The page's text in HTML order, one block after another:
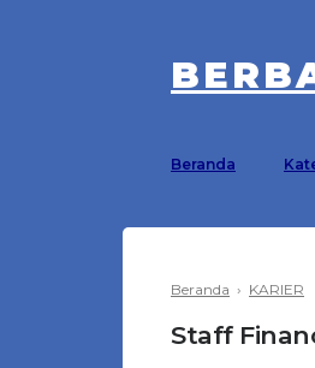
Beranda
Beranda › KARIER
Staff